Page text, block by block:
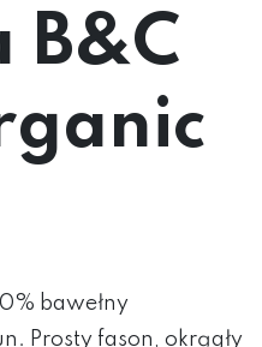
B&C
bawełny
Prosty fason, okrągły